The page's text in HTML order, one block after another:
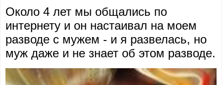
Около 4 лет мы общались по
интернету и он настаивал на моем
разводе с мужем - и я развелась, но
муж даже и не знает об этом разводе.